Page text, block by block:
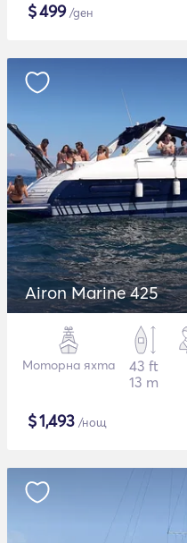
$499/ден
Airon Marine 425
Моторна яхта
43 ft
13 m
$1,493 /нощ